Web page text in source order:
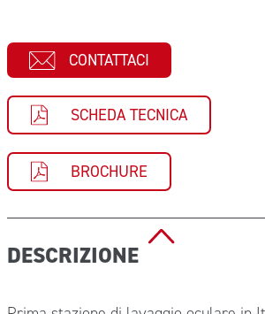
CONTATTACI
SCHEDA TECNICA
BROCHURE
DESCRIZIONE